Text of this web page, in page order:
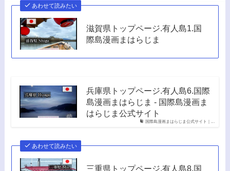
あわせて読みたい
滋賀県トップページ.有人島1.国
際島漫画まはらじま
国際島漫画まはらじま公式サイト｜...
兵庫県トップページ.有人島6.国際
島漫画まはらじま - 国際島漫画ま
はらじま公式サイト
あわせて読みたい
三重県トップページ.有人島8.国